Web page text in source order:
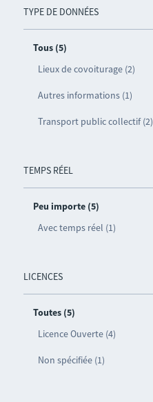
TYPE DE DONNÉES
Tous (5)
Lieux de covoiturage (2)
Autres informations (1)
Transport public collectif (2)
TEMPS RÉEL
Peu importe (5)
Avec temps réel (1)
LICENCES
Toutes (5)
Licence Ouverte (4)
Non spécifiée (1)